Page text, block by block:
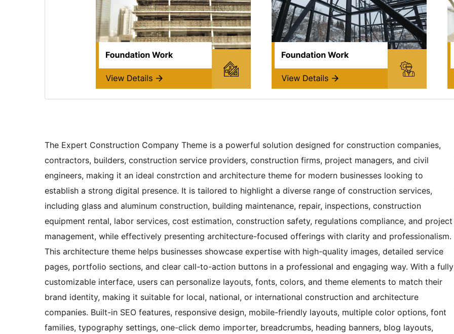
The Expert Construction Company Theme is a powerful solution designed for construction companies,
contractors, builders, construction service providers, construction firms, project managers, and civil
engineers, making it an ideal constrction and architecture theme for modern businesses looking to
establish a strong digital presence. It is tailored to highlight a diverse range of construction services,
including glass and aluminum construction, building maintenance, repair, inspections, construction
equipment rental, labor services, cost estimation, construction safety, regulations compliance, and project
management, while effectively presenting architecture-focused offerings with clarity and professionalism.
This architecture theme helps businesses showcase expertise with high-quality images, detailed service
pages, portfolio sections, and clear call-to-action buttons in a professional and engaging way. With a fully
customizable interface, users can personalize layouts, fonts, colors, and theme elements to match their
brand identity, making it suitable for local, national, or international construction and architecture
companies. Built-in SEO features, responsive design, mobile-friendly layouts, multiple color options, font
families, typography settings, one-click demo importer, breadcrumbs, heading banners, blog layouts,